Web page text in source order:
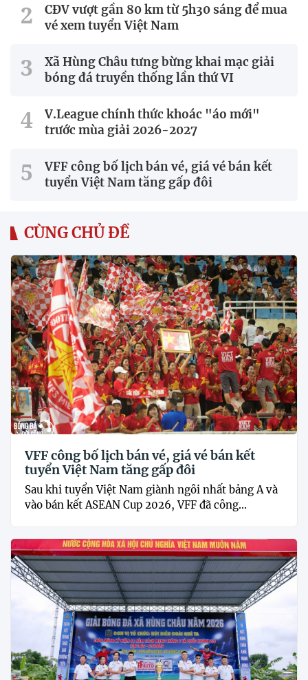
CĐV vượt gần 80 km từ 5h30 sáng để mua
vé xem tuyển Việt Nam
Xã Hùng Châu tưng bừng khai mạc giải
bóng đá truyền thống lần thứ VI
V.League chính thức khoác "áo mới"
trước mùa giải 2026-2027
VFF công bố lịch bán vé, giá vé bán kết
tuyển Việt Nam tăng gấp đôi
CÙNG CHỦ ĐỀ
VFF công bố lịch bán vé, giá vé bán kết
tuyển Việt Nam tăng gấp đôi
Sau khi tuyển Việt Nam giành ngôi nhất bảng A và
vào bán kết ASEAN Cup 2026, VFF đã công...